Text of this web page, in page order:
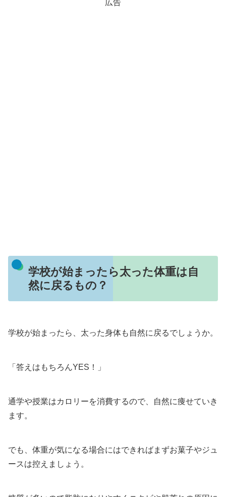
広告
学校が始まったら太った体重は自
然に戻るもの？
学校が始まったら、太った身体も自然に戻るでしょうか。
「答えはもちろんYES！」
通学や授業はカロリーを消費するので、自然に痩せていき
ます。
でも、体重が気になる場合にはできればまずお菓子やジュ
ースは控えましょう。